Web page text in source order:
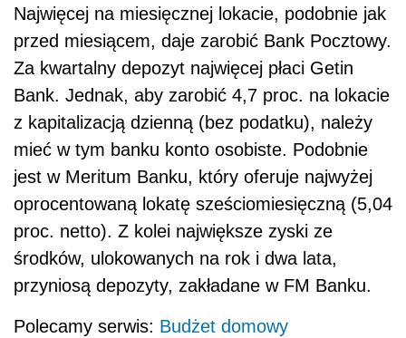
Najwięcej na miesięcznej lokacie, podobnie jak
przed miesiącem, daje zarobić Bank Pocztowy.
Za kwartalny depozyt najwięcej płaci Getin
Bank. Jednak, aby zarobić 4,7 proc. na lokacie
z kapitalizacją dzienną (bez podatku), należy
mieć w tym banku konto osobiste. Podobnie
jest w Meritum Banku, który oferuje najwyżej
oprocentowaną lokatę sześciomiesięczną (5,04
proc. netto). Z kolei największe zyski ze
środków, ulokowanych na rok i dwa lata,
przyniosą depozyty, zakładane w FM Banku.
Polecamy serwis: Budżet domowy